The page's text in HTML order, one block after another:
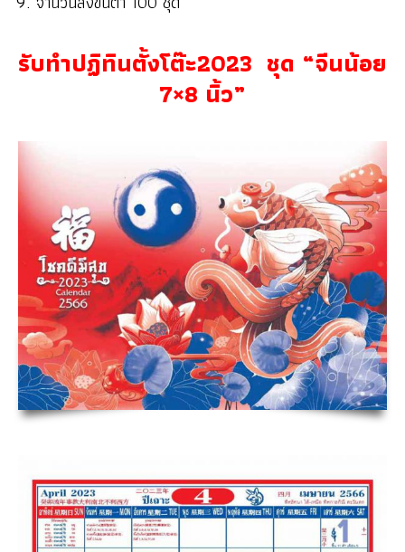
รับทำปฏิทินตั้งโต๊ะ2023 ชุด “จีนน้อย
7×8 นิ้ว”